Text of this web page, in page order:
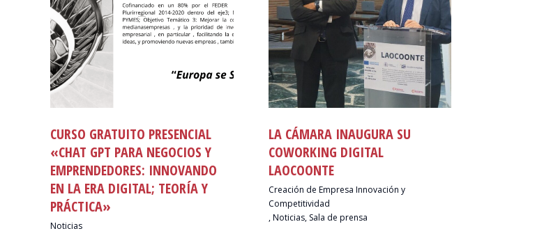
CURSO GRATUITO PRESENCIAL
«CHAT GPT PARA NEGOCIOS Y
EMPRENDEDORES: INNOVANDO
EN LA ERA DIGITAL; TEORÍA Y
PRÁCTICA»
Noticias
LA CÁMARA INAUGURA SU
COWORKING DIGITAL
LAOCOONTE
Creación de Empresa Innovación y
Competitividad
,Noticias, Sala de prensa